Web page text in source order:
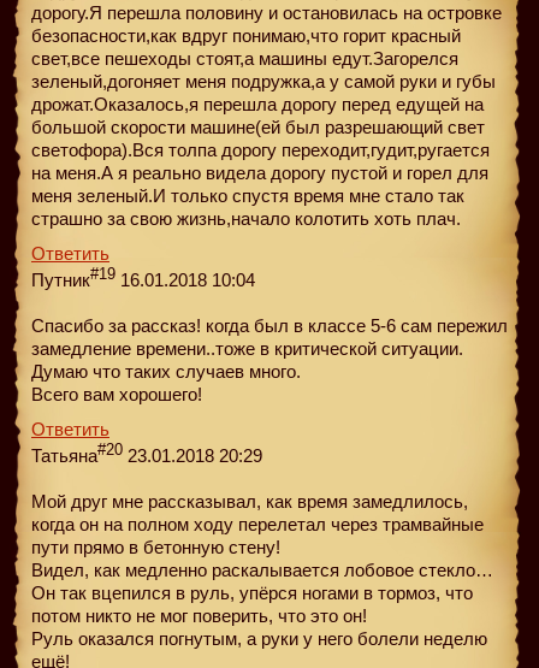
дорогу.Я перешла половину и остановилась на островке
безопасности,как вдруг понимаю,что горит красный
свет,все пешеходы стоят,а машины едут.Загорелся
зеленый,догоняет меня подружка,а у самой руки и губы
дрожат.Оказалось,я перешла дорогу перед едущей на
большой скорости машине(ей был разрешающий свет
светофора).Вся толпа дорогу переходит,гудит,ругается
на меня.А я реально видела дорогу пустой и горел для
меня зеленый.И только спустя время мне стало так
страшно за свою жизнь,начало колотить хоть плач.
Ответить
Путник#19 16.01.2018 10:04
Спасибо за рассказ! когда был в классе 5-6 сам пережил
замедление времени..тоже в критической ситуации.
Думаю что таких случаев много.
Всего вам хорошего!
Ответить
Татьяна#20 23.01.2018 20:29
Мой друг мне рассказывал, как время замедлилось,
когда он на полном ходу перелетал через трамвайные
пути прямо в бетонную стену!
Видел, как медленно раскалывается лобовое стекло…
Он так вцепился в руль, упёрся ногами в тормоз, что
потом никто не мог поверить, что это он!
Руль оказался погнутым, а руки у него болели неделю
ещё!